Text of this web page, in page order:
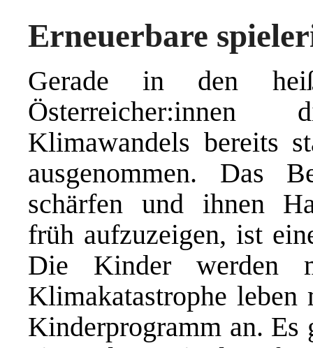
Erneuerbare
Gerade in den
Klimawandels bereits
ausgenommen. Das
schärfen und ihnen
früh aufzuzeigen, ist
Die Kinder werden
Klimakatastrophe leben
Kinderprogramm an. Es